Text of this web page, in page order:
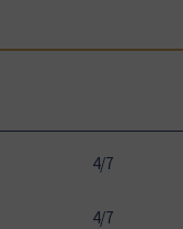
4/7
4/7